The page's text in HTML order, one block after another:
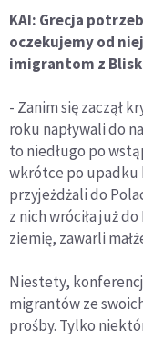
KAI: Grecja
oczekujemy od
imigrantom z
- Zanim się zaczął
roku napływali do
to niedługo po
wkrótce po upadku
przyjeżdżali do
z nich wróciła już
ziemię, zawarli
Niestety,
migrantów ze
prośby. Tylko